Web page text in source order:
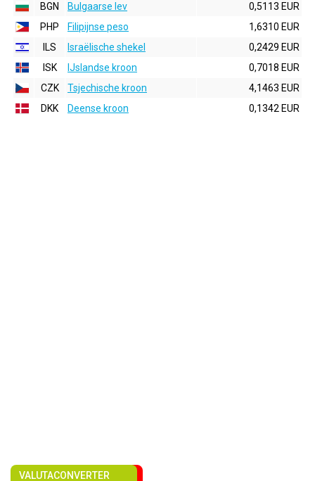
BGN
Bulgaarse lev
0,5113 EUR
PHP
Filipijnse peso
1,6310 EUR
ILS
Israëlische shekel
0,2429 EUR
ISK
IJslandse kroon
0,7018 EUR
CZK
Tsjechische kroon
4,1463 EUR
DKK
Deense kroon 0,1342 EUR
VALUTACONVERTER